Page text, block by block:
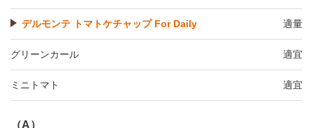
デルモンテ トマトケチャップ For Daily 適量
グリーンカール 適宜
ミニトマト 適宜
（A）